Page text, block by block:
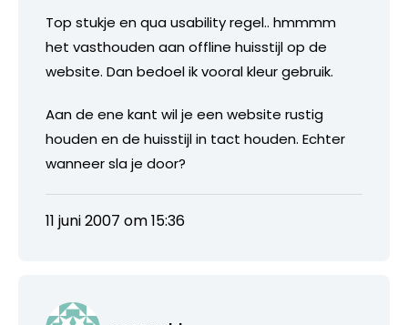
Top stukje en qua usability regel.. hmmmm
het vasthouden aan offline huisstijl op de
website. Dan bedoel ik vooral kleur gebruik.
Aan de ene kant wil je een website rustig
houden en de huisstijl in tact houden. Echter
wanneer sla je door?
11 juni 2007 om 15:36